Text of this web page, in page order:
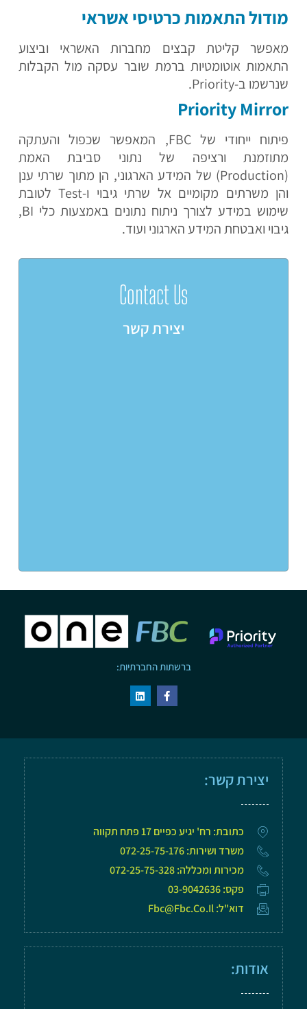
מודול התאמות כרטיסי אשראי
מאפשר קליטת קבצים מחברות האשראי וביצוע
התאמות אוטומטיות ברמת שובר עסקה מול הקבלות
שנרשמו ב-Priority.
Priority Mirror
פיתוח ייחודי של FBC, המאפשר שכפול והעתקה
מתוזמנת ורציפה של נתוני סביבת האמת
(Production) של המידע הארגוני, הן מתוך שרתי ענן
והן משרתים מקומיים אל שרתי גיבוי ו-Test לטובת
שימוש במידע לצורך ניתוח נתונים באמצעות כלי BI,
גיבוי ואבטחת המידע הארגוני ועוד.
Contact Us
יצירת קשר
ברשתות החברתיות:
יצירת קשר:
כתובת: רח' יגיע כפיים 17 פתח תקווה
משרד ושירות: 072-25-75-176
מכירות ומכללה: 072-25-75-328
פקס: 03-9042636
דוא"ל: Fbc@fbc.co.il
אודות: